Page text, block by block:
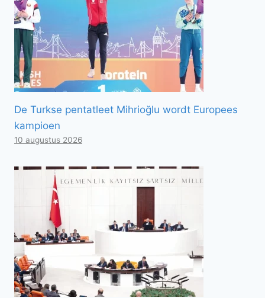
De Turkse pentatleet Mihrioğlu wordt Europees
kampioen
10 augustus 2026